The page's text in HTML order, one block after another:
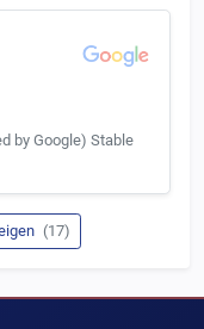
by Google) Stable
(17)